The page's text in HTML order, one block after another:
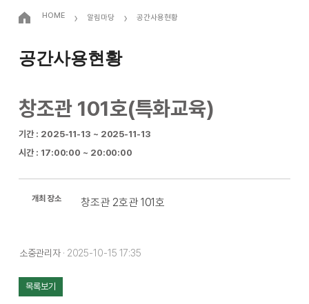
HOME › 알림마당 › 공간사용현황
공간사용현황
창조관 101호(특화교육)
기간 : 2025-11-13 ~ 2025-11-13
시간 : 17:00:00 ~ 20:00:00
개최 장소 창조관 2호관 101호
소중관리자 · 2025-10-15 17:35
목록보기